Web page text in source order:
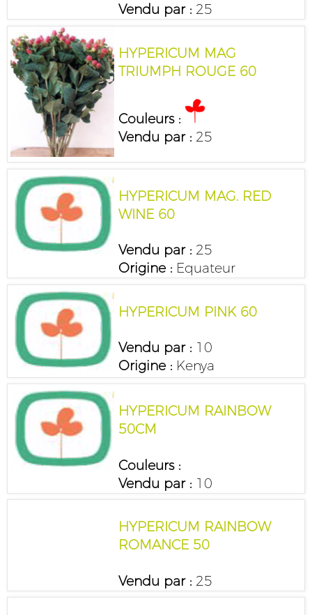
Vendu par :25
HYPERICUM MAG
TRIUMPH ROUGE 60
Couleurs :
Vendu par :25
HYPERICUM MAG. RED
WINE 60
Vendu par :25
Origine :Equateur
HYPERICUM PINK 60
Vendu par :10
Origine :Kenya
HYPERICUM RAINBOW
50CM
Couleurs :
Vendu par :10
HYPERICUM RAINBOW
ROMANCE 50
Vendu par :25